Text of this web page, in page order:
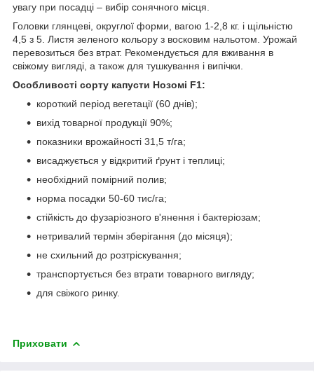
увагу при посадці – вибір сонячного місця.
Головки глянцеві, округлої форми, вагою 1-2,8 кг. і щільністю
4,5 з 5. Листя зеленого кольору з восковим нальотом. Урожай
перевозиться без втрат. Рекомендується для вживання в
свіжому вигляді, а також для тушкування і випічки.
Особливості сорту капусти Нозомі F1:
короткий період вегетації (60 днів);
вихід товарної продукції 90%;
показники врожайності 31,5 т/га;
висаджується у відкритий ґрунт і теплиці;
необхідний помірний полив;
норма посадки 50-60 тис/га;
стійкість до фузаріозного в'янення і бактеріозам;
нетривалий термін зберігання (до місяця);
не схильний до розтріскування;
транспортується без втрати товарного вигляду;
для свіжого ринку.
Приховати